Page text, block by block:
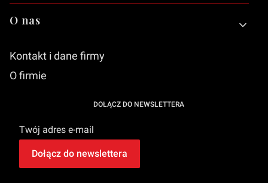
O nas
Kontakt i dane firmy
O firmie
DOŁĄCZ DO NEWSLETTERA
Twój adres e-mail
Dołącz do newslettera